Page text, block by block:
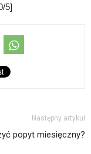
5]
Następny artykuł
popyt miesięczny?